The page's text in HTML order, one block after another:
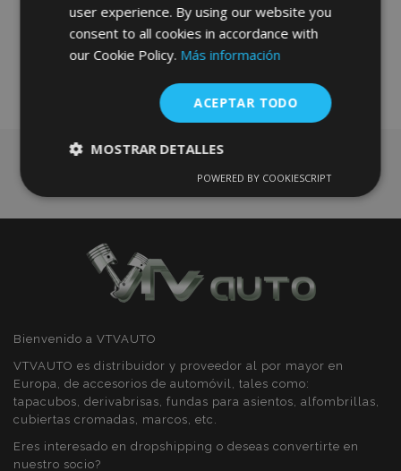
a la
Lista
de
Deseos
Bienvenido a VTVAUTO
VTVAUTO es distribuidor y proveedor al por mayor en
Europa, de accesorios de automóvil, tales como:
tapacubos, derivabrisas, fundas para asientos, alfombrillas,
cubiertas cromadas, marcos, etc.
Eres interesado en dropshipping o deseas convertirte en
nuestro socio?
user experience. By using our website you
consent to all cookies in accordance with
our Cookie Policy. Más información
ACEPTAR TODO
MOSTRAR DETALLES
estrictamente
necesarias
Cookies de
rendimiento
Cookies de
preferencias
Cookies de
funcionalidad
Cookies estrictamente necesarias
Cookies de rendimiento
POWERED BY COOKIESCRIPT